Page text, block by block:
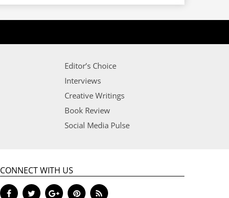
Editor’s Choice
Interviews
Creative Writings
Book Review
Social Media Pulse
CONNECT WITH US